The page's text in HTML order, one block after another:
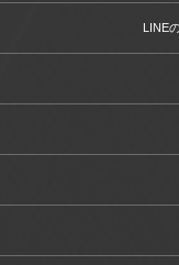
LINE